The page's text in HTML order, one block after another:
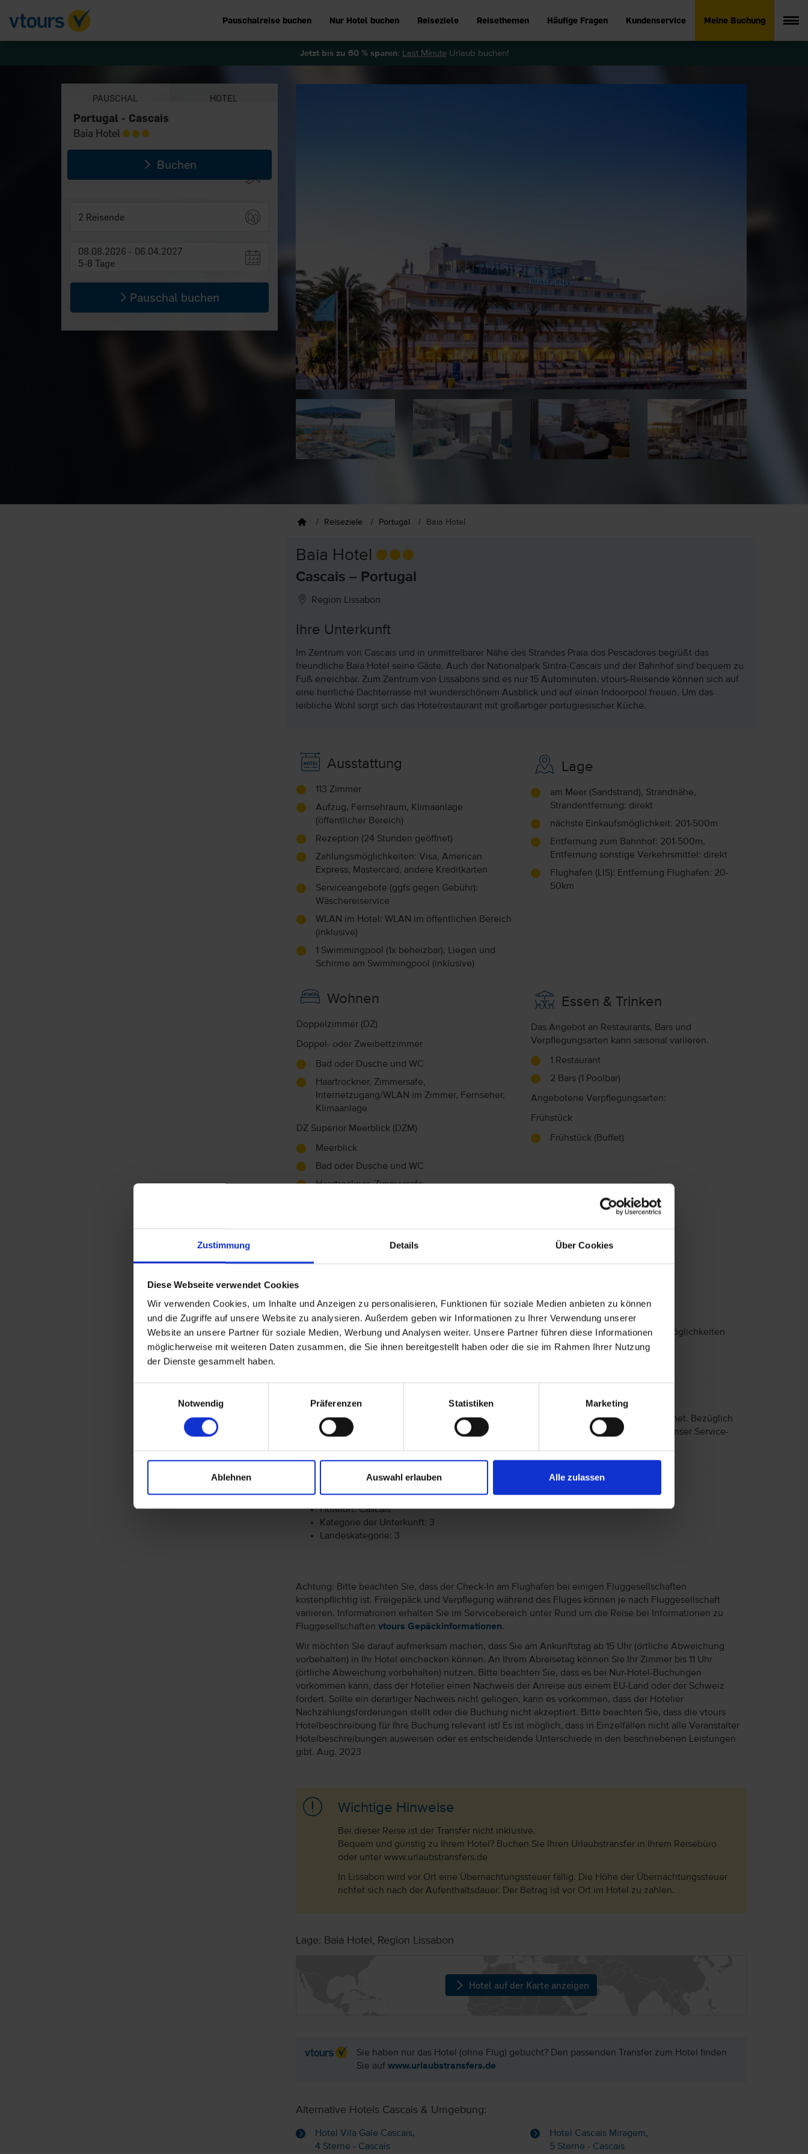
Zustimmung Details Über Cookies
Diese Webseite verwendet Cookies
Wir verwenden Cookies, um Inhalte und Anzeigen zu personalisieren, Funktionen für soziale Medien anbieten zu können
und die Zugriffe auf unsere Website zu analysieren. Außerdem geben wir Informationen zu Ihrer Verwendung unserer
Website an unsere Partner für soziale Medien, Werbung und Analysen weiter. Unsere Partner führen diese Informationen
möglicherweise mit weiteren Daten zusammen, die Sie ihnen bereitgestellt haben oder die sie im Rahmen Ihrer Nutzung
der Dienste gesammelt haben.
Notwendig
Präferenzen Statistiken Marketing
Ablehnen Auswahl erlauben Alle zulassen
Pauschalreise buchen Nur Hotel buchen Reiseziele Reisethemen Häufige Fragen Kundenservice Meine Buchung
Jetzt bis zu 60 % sparen: Last MinuteUrlaub buchen!
PAUSCHAL HOTEL
Portugal - Cascais
2 Reisende
08.08.2026 - 06.04.2027
5-8 Tage
Pauschal buchen
Portugal - Cascais
Baia Hotel
Buchen
Reiseziele Portugal Baia Hotel
Baia Hotel
Cascais – Portugal
Region Lissabon
Ihre Unterkunft
Im Zentrum von Cascais und in unmittelbarer Nähe des Strandes Praia dos Pescadores begrüßt das
freundliche Baia Hotel seine Gäste. Auch der Nationalpark Sintra-Cascais und der Bahnhof sind bequem zu
Fuß erreichbar. Zum Zentrum von Lissabons sind es nur 15 Autominuten. vtours-Reisende können sich auf
eine herrliche Dachterrasse mit wunderschönem Ausblick und auf einen Indoorpool freuen. Um das
leibliche Wohl sorgt sich das Hotelrestaurant mit großartiger portugiesischer Küche.
Ausstattung
113 Zimmer
Aufzug, Fernsehraum, Klimaanlage
(öffentlicher Bereich)
Rezeption (24 Stunden geöffnet)
Zahlungsmöglichkeiten: Visa, American
Express, Mastercard, andere Kreditkarten
Serviceangebote (ggfs gegen Gebühr):
Wäschereiservice
WLAN im Hotel: WLAN im öffentlichen Bereich
(inklusive)
1 Swimmingpool (1x beheizbar), Liegen und
Schirme am Swimmingpool (inklusive)
Lage
am Meer (Sandstrand), Strandnähe,
Strandentfernung: direkt
nächste Einkaufsmöglichkeit: 201-500m
Entfernung zum Bahnhof: 201-500m,
Entfernung sonstige Verkehrsmittel: direkt
Flughafen (LIS): Entfernung Flughafen: 20-
50km
Wohnen
Doppelzimmer (DZ)
Doppel- oder Zweibettzimmer
Bad oder Dusche und WC
Haartrockner, Zimmersafe,
Internetzugang/WLAN im Zimmer, Fernseher,
Klimaanlage
DZ Superior Meerblick (DZM)
Meerblick
Bad oder Dusche und WC
Haartrockner, Zimmersafe,
Superior Doppelzimmer (DS)
Bad oder Dusche und WC
Essen & Trinken
Das Angebot an Restaurants, Bars und
Verpflegungsarten kann saisonal variieren.
1 Restaurant
2 Bars (1 Poolbar)
Angebotene Verpflegungsarten:
Frühstück
Frühstück (Buffet)
Babysitting (Gegen Gebühr)
ggfs gegen Gebühr: Reiten
Das Hotel verfügt über Golfmöglichkeiten
Behindertengerechte Ausstattung
Die Reise ist im Allgemeinen nicht für Personen mit eingeschränkter Mobilität geeignet. Bezüglich
genauerer Informationen im Hinblick auf Ihre Bedürfnisse wenden Sie sich bitte an unser Service-
Hotelort: Cascais
Kategorie der Unterkunft: 3
Landeskategorie: 3
Achtung: Bitte beachten Sie, dass der Check-In am Flughafen bei einigen Fluggesellschaften
kostenpflichtig ist. Freigepäck und Verpflegung während des Fluges können je nach Fluggesellschaft
variieren. Informationen erhalten Sie im Servicebereich unter Rund um die Reise bei Informationen zu
Fluggesellschaften vtours Gepäckinformationen.
Wir möchten Sie darauf aufmerksam machen, dass Sie am Ankunftstag ab 15 Uhr (örtliche Abweichung
vorbehalten) in Ihr Hotel einchecken können. An Ihrem Abreisetag können Sie Ihr Zimmer bis 11 Uhr
(örtliche Abweichung vorbehalten) nutzen. Bitte beachten Sie, dass es bei Nur-Hotel-Buchungen
vorkommen kann, dass der Hotelier einen Nachweis der Anreise aus einem EU-Land oder der Schweiz
fordert. Sollte ein derartiger Nachweis nicht gelingen, kann es vorkommen, dass der Hotelier
Nachzahlungsforderungen stellt oder die Buchung nicht akzeptiert. Bitte beachten Sie, dass die vtours
Hotelbeschreibung für Ihre Buchung relevant ist! Es ist möglich, dass in Einzelfällen nicht alle Veranstalter
Hotelbeschreibungen ausweisen oder es entscheidende Unterschiede in den beschriebenen Leistungen
gibt. Aug. 2023
Wichtige Hinweise
Bei dieser Reise ist der Transfer nicht inklusive.
Bequem und günstig zu Ihrem Hotel? Buchen Sie Ihren Urlaubstransfer in Ihrem Reisebüro
oder unter www.urlaubstransfers.de
In Lissabon wird vor Ort eine Übernachtungssteuer fällig. Die Höhe der Übernachtungssteuer
richtet sich nach der Aufenthaltsdauer. Der Betrag ist vor Ort im Hotel zu zahlen.
Lage: Baia Hotel, Region Lissabon
Hotel auf der Karte anzeigen
Sie haben nur das Hotel (ohne Flug) gebucht? Den passenden Transfer zum Hotel finden
Sie aufwww.urlaubstransfers.de
Alternative Hotels Cascais & Umgebung:
Hotel Vila Gale Cascais,
4 Sterne - Cascais
Hotel Cascais Miragem,
5 Sterne - Cascais